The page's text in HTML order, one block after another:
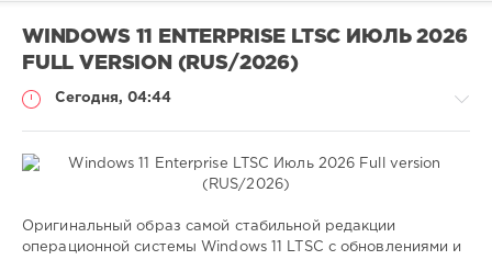
WINDOWS 11 ENTERPRISE LTSC ИЮЛЬ 2026
FULL VERSION (RUS/2026)
Сегодня, 04:44
ivashka
Оригинальный образ самой стабильной редакции
операционной системы Windows 11 LTSC с обновлениями и